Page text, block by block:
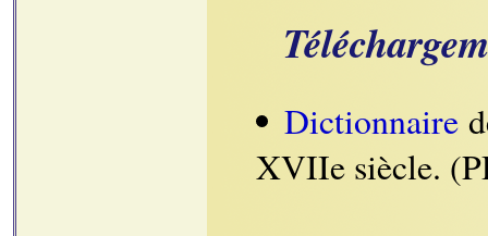
Dictionnaire
XVIIe siècle.